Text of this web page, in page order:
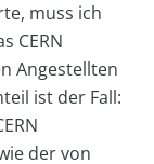
muss ich
CERN
Angestellten
ist der Fall:
der von